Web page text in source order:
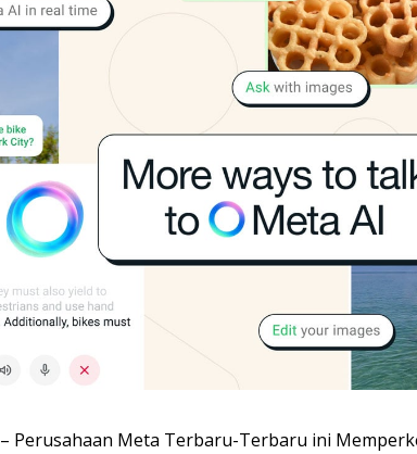
– Perusahaan Meta Terbaru-Terbaru ini